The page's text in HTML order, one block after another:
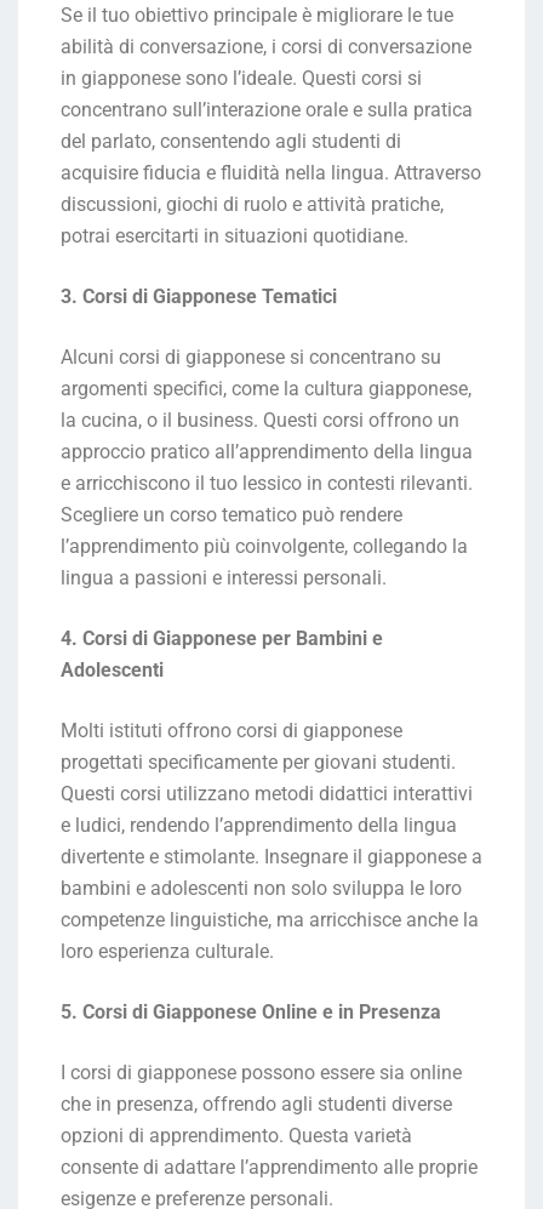
Se il tuo obiettivo principale è migliorare le tue
abilità di conversazione, i corsi di conversazione
in giapponese sono l’ideale. Questi corsi si
concentrano sull’interazione orale e sulla pratica
del parlato, consentendo agli studenti di
acquisire fiducia e fluidità nella lingua. Attraverso
discussioni, giochi di ruolo e attività pratiche,
potrai esercitarti in situazioni quotidiane.
3. Corsi di Giapponese Tematici
Alcuni corsi di giapponese si concentrano su
argomenti specifici, come la cultura giapponese,
la cucina, o il business. Questi corsi offrono un
approccio pratico all’apprendimento della lingua
e arricchiscono il tuo lessico in contesti rilevanti.
Scegliere un corso tematico può rendere
l’apprendimento più coinvolgente, collegando la
lingua a passioni e interessi personali.
4. Corsi di Giapponese per Bambini e
Adolescenti
Molti istituti offrono corsi di giapponese
progettati specificamente per giovani studenti.
Questi corsi utilizzano metodi didattici interattivi
e ludici, rendendo l’apprendimento della lingua
divertente e stimolante. Insegnare il giapponese a
bambini e adolescenti non solo sviluppa le loro
competenze linguistiche, ma arricchisce anche la
loro esperienza culturale.
5. Corsi di Giapponese Online e in Presenza
I corsi di giapponese possono essere sia online
che in presenza, offrendo agli studenti diverse
opzioni di apprendimento. Questa varietà
consente di adattare l’apprendimento alle proprie
esigenze e preferenze personali.